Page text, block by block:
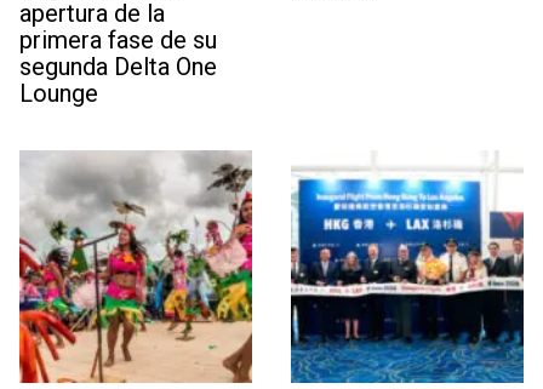
apertura de la
primera fase de su
segunda Delta One
Lounge